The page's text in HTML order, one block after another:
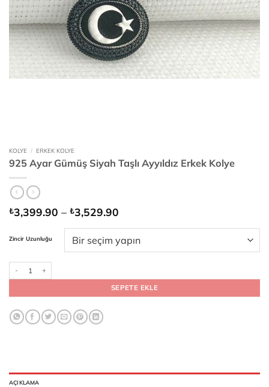
KOLYE / ERKEK KOLYE
925 Ayar Gümüş Siyah Taşlı Ayyıldız Erkek Kolye
₺3,399.90 – ₺3,529.90
₺3,399.90
-
₺3,529.90
Zincir Uzunluğu
925 Ayar Gümüş Siyah Taşlı Ayyıldız Erkek Kolye adet
SEPETE EKLE
AÇIKLAMA